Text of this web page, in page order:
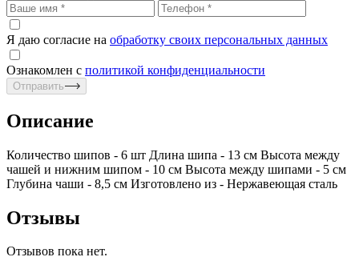
Я даю согласие на обработку своих персональных данных
Ознакомлен с политикой конфиденциальности
Отправить
Описание
Количество шипов - 6 шт Длина шипа - 13 см Высота между
чашей и нижним шипом - 10 см Высота между шипами - 5 см
Глубина чаши - 8,5 см Изготовлено из - Нержавеющая сталь
Отзывы
Отзывов пока нет.